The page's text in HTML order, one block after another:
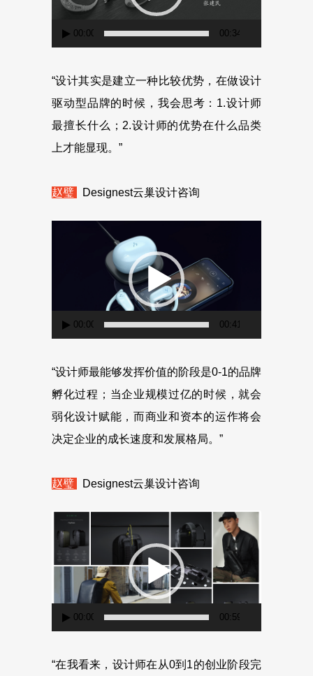
器
00:00 00:34
“设计其实是建立一种比较优势，在做设计
驱动型品牌的时候，我会思考：1.设计师
最擅长什么；2.设计师的优势在什么品类
上才能显现。”
赵璧 Designest云巢设计咨询
频
播
放
器
00:00 00:41
“设计师最能够发挥价值的阶段是0-1的品牌
孵化过程；当企业规模过亿的时候，就会
弱化设计赋能，而商业和资本的运作将会
决定企业的成长速度和发展格局。”
赵璧 Designest云巢设计咨询
播
放
器
00:00 00:59
“在我看来，设计师在从0到1的创业阶段完